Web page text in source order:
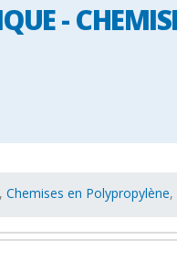
-
, Chemises en Polypropylène,